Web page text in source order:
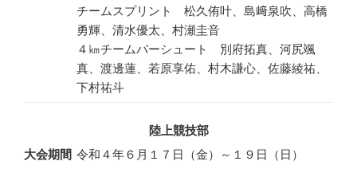
チームスプリント 松久侑叶、島﨑泉吹、高橋
勇輝、清水優太、村瀬圭音
４㎞チームパーシュート 別府拓真、河尻颯
真、渡邊蓮、若原享佑、村木謙心、佐藤綾祐、
下村祐斗
陸上競技部
大会期間 令和４年６月１７日（金）～１９日（日）